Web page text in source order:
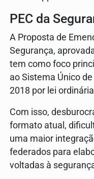
PEC da
A Proposta de
Segurança,
tem como foco
ao Sistema Único
2018 por lei
Com isso,
formato atual,
uma maior
federados para
voltadas à